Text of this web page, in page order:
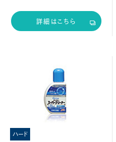
詳細はこちら
ハード